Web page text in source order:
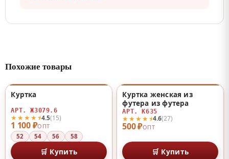
Похожие товары
1 100 ₽ОПТ
★★★★⯨4.5(15)
Куртка
АРТ. Ж3079.6
52 54 56 58
🛒 Купить
500 ₽ОПТ
★★★★⯨4.6(27)
Куртка женская из
футера из футера
АРТ. К635
🛒 Купить